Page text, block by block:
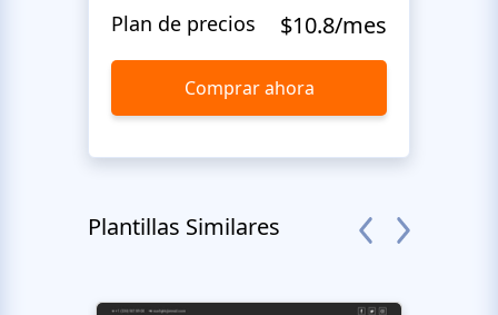
Plan de precios $10.8/mes
Comprar ahora
Plantillas Similares